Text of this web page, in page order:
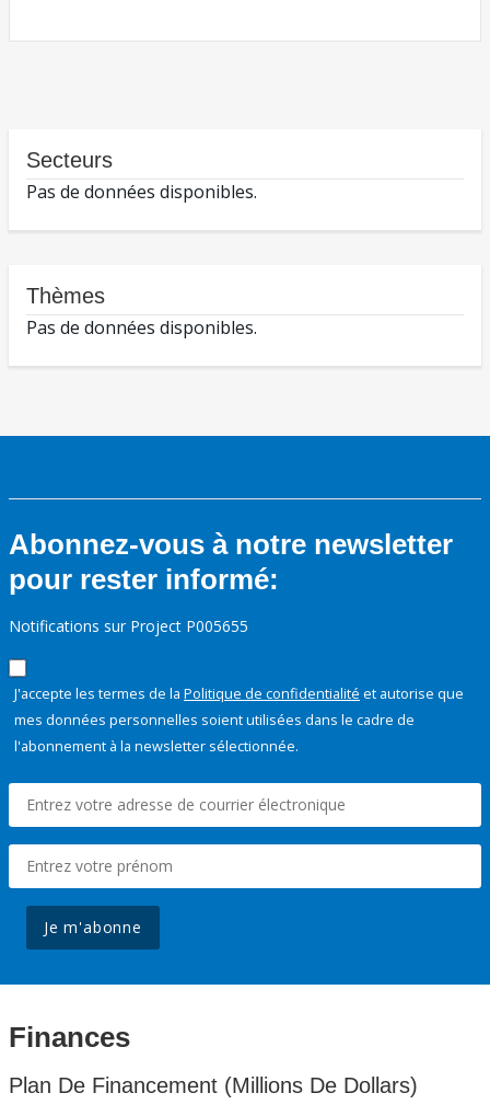
Secteurs
Pas de données disponibles.
Thèmes
Pas de données disponibles.
Abonnez-vous à notre newsletter
pour rester informé:
Notifications sur Project P005655
J'accepte les termes de la Politique de confidentialité et autorise que
mes données personnelles soient utilisées dans le cadre de
l'abonnement à la newsletter sélectionnée.
Je m'abonne
Finances
Plan De Financement (Millions De Dollars)